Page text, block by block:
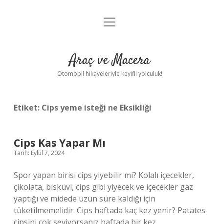
Anasayfa
Yasal Uyarı
menüyü
Araç ve Macera
Otomobil hikayeleriyle keyifli yolculuk!
Etiket: Cips yeme isteği ne Eksikliği
Cips Kas Yapar Mı
Tarih: Eylül 7, 2024
Spor yapan birisi cips yiyebilir mi? Kolalı içecekler,
çikolata, bisküvi, cips gibi yiyecek ve içecekler gaz
yaptığı ve midede uzun süre kaldığı için
tüketilmemelidir. Cips haftada kaç kez yenir? Patates